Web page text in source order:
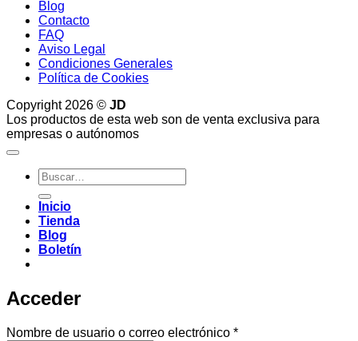
Blog
Contacto
FAQ
Aviso Legal
Condiciones Generales
Política de Cookies
Copyright 2026 © JD
Los productos de esta web son de venta exclusiva para
empresas o autónomos
Buscar
por:
Inicio
Tienda
Blog
Boletín
Acceder
Nombre de usuario o correo electrónico *Obligatorio